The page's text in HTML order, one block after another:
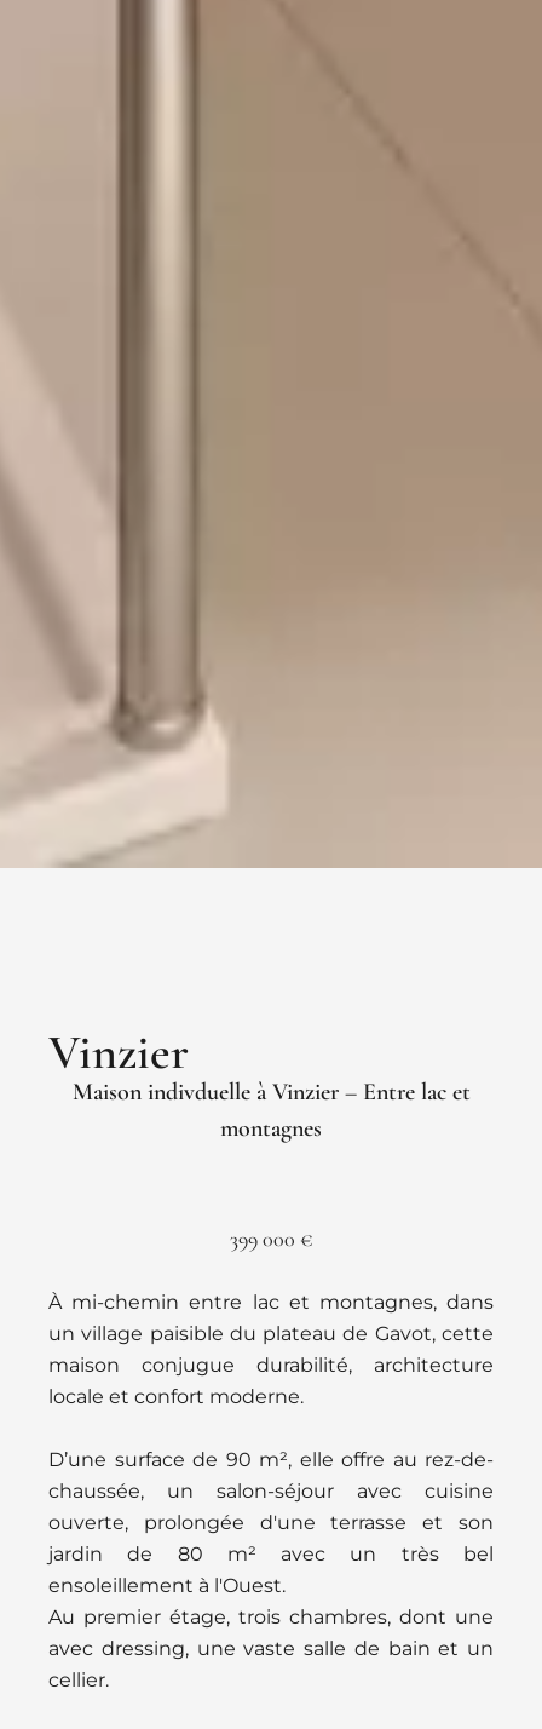
Vinzier
Maison indivduelle à Vinzier – Entre lac et
montagnes
399 000 €
À mi-chemin entre lac et montagnes, dans
un village paisible du plateau de Gavot, cette
maison conjugue durabilité, architecture
locale et confort moderne.
D’une surface de 90 m², elle offre au rez-de-
chaussée, un salon-séjour avec cuisine
ouverte, prolongée d'une terrasse et son
jardin de 80 m² avec un très bel
ensoleillement à l'Ouest.
Au premier étage, trois chambres, dont une
avec dressing, une vaste salle de bain et un
cellier.